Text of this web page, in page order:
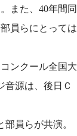
また、40年間同
員らにとっては
ンクール全国大
源は、後日Ｃ
員らが共演。